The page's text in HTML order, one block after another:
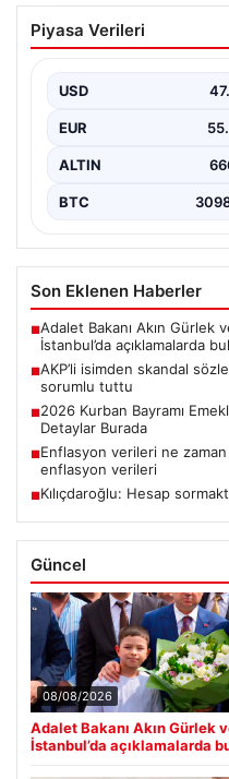
AKP’li isimden
sorunundan
Sorunu ve Gençlerin
"content":…
Piyasa Verileri
USD
EUR
ALTIN
BTC
Son Eklenen Haberler
■Adalet Bakanı Akın Gürlek
İstanbul’da açıklamalarda
■AKP’li isimden skandal
sorumlu tuttu
■2026 Kurban Bayramı
Detaylar Burada
■Enflasyon verileri ne zaman
enflasyon verileri
■Kılıçdaroğlu: Hesap
Güncel
08/08/2026
Adalet Bakanı Akın Gürlek
İstanbul’da açıklamalarda